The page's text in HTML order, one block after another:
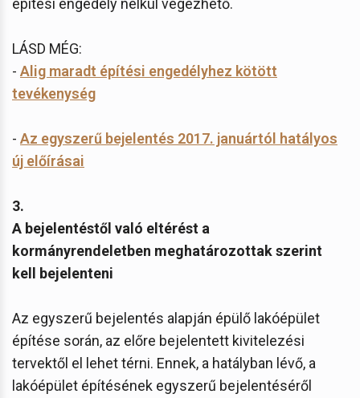
LÁSD MÉG:
- Alig maradt építési engedélyhez kötött
tevékenység
- Az egyszerű bejelentés 2017. januártól hatályos
új előírásai
3.
A bejelentéstől való eltérést a
kormányrendeletben meghatározottak szerint
kell bejelenteni
Az egyszerű bejelentés alapján épülő lakóépület
építése során, az előre bejelentett kivitelezési
tervektől el lehet térni. Ennek, a hatályban lévő, a
lakóépület építésének egyszerű bejelentéséről